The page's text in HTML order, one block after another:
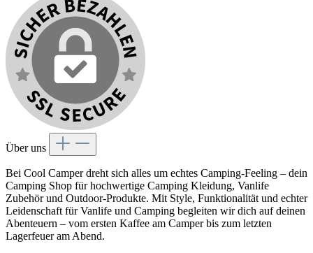
Über uns
Bei Cool Camper dreht sich alles um echtes Camping-Feeling – dein
Camping Shop für hochwertige Camping Kleidung, Vanlife
Zubehör und Outdoor-Produkte. Mit Style, Funktionalität und echter
Leidenschaft für Vanlife und Camping begleiten wir dich auf deinen
Abenteuern – vom ersten Kaffee am Camper bis zum letzten
Lagerfeuer am Abend.